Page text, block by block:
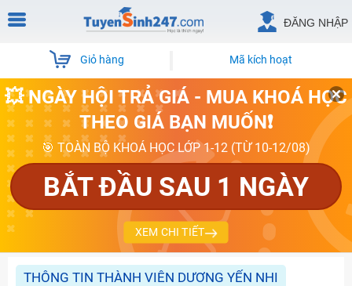
ĐĂNG NHẬP
Giỏ hàng Mã kích hoạt
💥 NGÀY HỘI TRẢ GIÁ - MUA KHOÁ HỌC
THEO GIÁ BẠN MUỐN❗
🎯 TOÀN BỘ KHOÁ HỌC LỚP 1-12 (TỪ 10-12/08)
BẮT ĐẦU SAU 1 NGÀY
XEM CHI TIẾT
THÔNG TIN THÀNH VIÊN DƯƠNG YẾN NHI